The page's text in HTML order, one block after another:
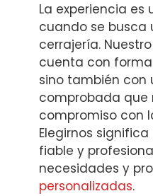
La experiencia
cuando se busca
cerrajería.
cuenta con
sino también con
comprobada que
compromiso con
Elegirnos
fiable y
necesidades y
personalizadas.